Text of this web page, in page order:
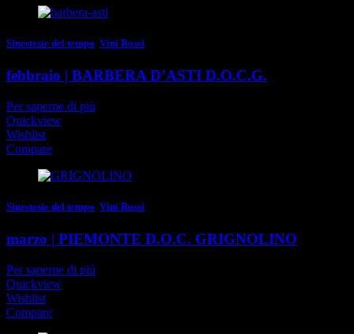
Sinestesie del tempo Vini Rossi
febbraio | BARBERA D’ASTI D.O.C.G.
Per saperne di più
Quickview
Wishlist
Compare
Sinestesie del tempo Vini Rossi
marzo | PIEMONTE D.O.C. GRIGNOLINO
Per saperne di più
Quickview
Wishlist
Compare